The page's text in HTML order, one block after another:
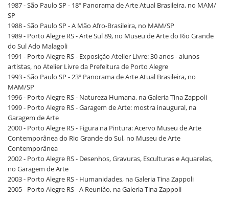
1987 - São Paulo SP - 18º Panorama de Arte Atual Brasileira, no MAM/
SP
1988 - São Paulo SP - A Mão Afro-Brasileira, no MAM/SP
1989 - Porto Alegre RS - Arte Sul 89, no Museu de Arte do Rio Grande
do Sul Ado Malagoli
1991 - Porto Alegre RS - Exposição Atelier Livre: 30 anos - alunos
artistas, no Atelier Livre da Prefeitura de Porto Alegre
1993 - São Paulo SP - 23º Panorama de Arte Atual Brasileira, no
MAM/SP
1996 - Porto Alegre RS - Natureza Humana, na Galeria Tina Zappoli
1999 - Porto Alegre RS - Garagem de Arte: mostra inaugural, na
Garagem de Arte
2000 - Porto Alegre RS - Figura na Pintura: Acervo Museu de Arte
Contemporânea do Rio Grande do Sul, no Museu de Arte
Contemporânea
2002 - Porto Alegre RS - Desenhos, Gravuras, Esculturas e Aquarelas,
no Garagem de Arte
2003 - Porto Alegre RS - Humanidades, na Galeria Tina Zappoli
2005 - Porto Alegre RS - A Reunião, na Galeria Tina Zappoli